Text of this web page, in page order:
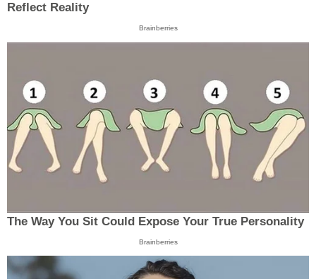
Reflect Reality
Brainberries
The Way You Sit Could Expose Your True Personality
Brainberries